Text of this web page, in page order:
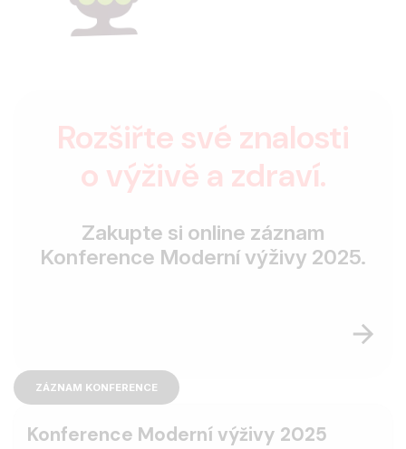
Rozšiřte své znalosti
o výživě a zdraví.
Zakupte si online záznam
Konference Moderní výživy 2025.
ZÁZNAM KONFERENCE
Konference Moderní výživy 2025